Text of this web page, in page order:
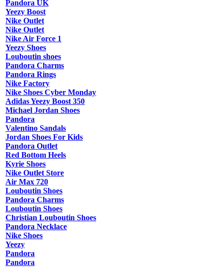
Pandora UK
Yeezy Boost
Nike Outlet
Nike Outlet
Nike Air Force 1
Yeezy Shoes
Louboutin shoes
Pandora Charms
Pandora Rings
Nike Factory
Nike Shoes Cyber Monday
Adidas Yeezy Boost 350
Michael Jordan Shoes
Pandora
Valentino Sandals
Jordan Shoes For Kids
Pandora Outlet
Red Bottom Heels
Kyrie Shoes
Nike Outlet Store
Air Max 720
Louboutin Shoes
Pandora Charms
Louboutin Shoes
Christian Louboutin Shoes
Pandora Necklace
Nike Shoes
Yeezy
Pandora
Pandora